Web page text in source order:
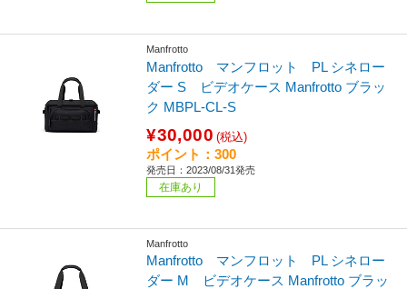
Manfrotto
Manfrotto マンフロット PL シネロー
ダー S ビデオケース Manfrotto ブラッ
ク MBPL-CL-S
¥30,000 (税込)
ポイント：300
発売日：2023/08/31発売
在庫あり
Manfrotto
Manfrotto マンフロット PL シネロー
ダー M ビデオケース Manfrotto ブラッ